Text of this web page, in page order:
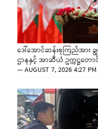
ဒေါ်အောင်ဆန်းစုကြည်အား ချွ
ဌာနနှင့် အာဆီယံ ဥက္ကဋ္ဌတော
—AUGUST 7, 2026 4:27 PM